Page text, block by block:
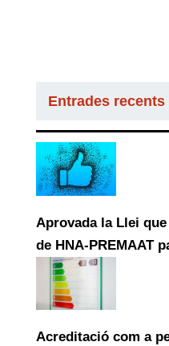
Entrades recents
Aprovada la Llei
de HNA-PREMAAT
Acreditació com a